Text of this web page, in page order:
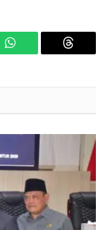
WhatsApp Threads